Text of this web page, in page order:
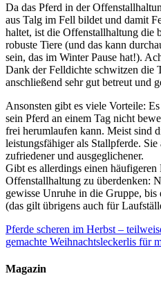
Da das Pferd in der
aus Talg im Fell bildet und damit
haltet, ist die Offenstallhaltung die
robuste Tiere (und das kann
sein, das im Winter Pause hat!).
Dank der Felldichte schwitzen die
anschließend sehr gut betreut und
Ansonsten gibt es viele Vorteile:
sein Pferd an einem Tag nicht
frei herumlaufen kann. Meist sind
leistungsfähiger als Stallpferde. Sie
zufriedener und ausgeglichener.
Gibt es allerdings einen häufigeren
Offenstallhaltung zu überdenken:
gewisse Unruhe in die Gruppe,
(das gilt übrigens auch für
Pferde scheren im Herbst –
gemachte Weihnachtsleckerlis für
Magazin